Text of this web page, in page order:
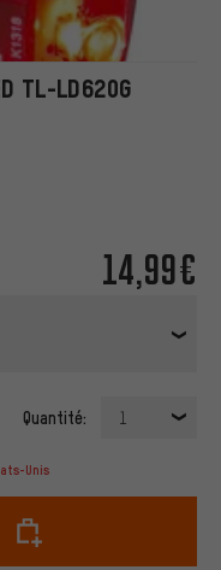
TL-LD620G
14,99€
Quantité: 1
Unis